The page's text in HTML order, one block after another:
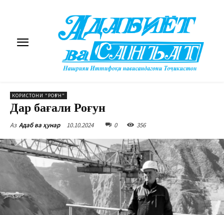
КОРИСТОНИ "РОҒУН"
Дар бағали Роғун
Аз Адаб ва ҳунар 10.10.2024 0 356